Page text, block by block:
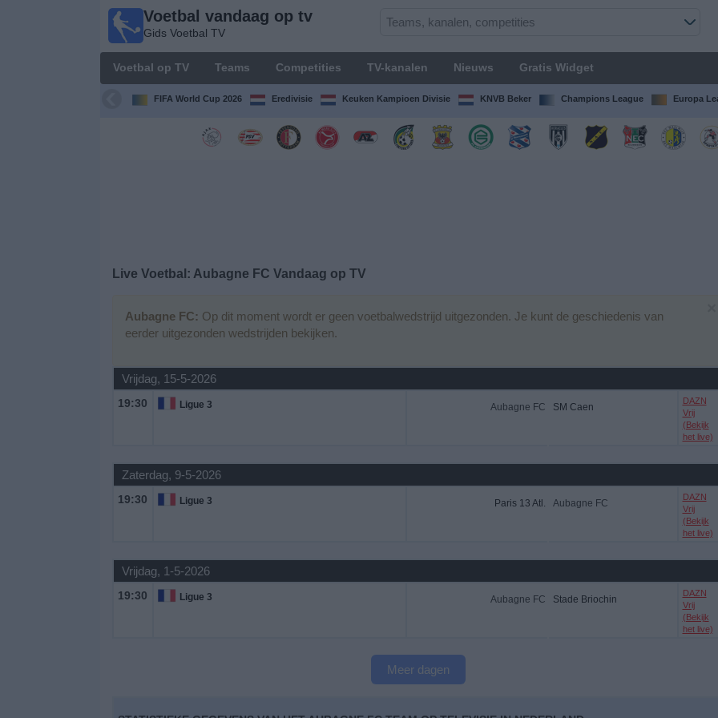
Voetbal vandaag op tv
Gids Voetbal TV
Voetbal op TV Teams Competities TV-kanalen Nieuws Gratis Widget
FIFA World Cup 2026 Eredivisie Keuken Kampioen Divisie KNVB Beker Champions League Europa
Live Voetbal: Aubagne FC Vandaag op TV
Aubagne FC: Op dit moment wordt er geen voetbalwedstrijd uitgezonden. Je kunt de geschiedenis van
eerder uitgezonden wedstrijden bekijken.
Vrijdag, 15-5-2026
19:30 Ligue 3 Aubagne FC SM Caen
DAZN
Vrij
(Bekijk
het live)
Zaterdag, 9-5-2026
19:30 Ligue 3 Paris 13 Atl. Aubagne FC
DAZN
Vrij
(Bekijk
het live)
Vrijdag, 1-5-2026
19:30 Ligue 3 Aubagne FC Stade Briochin
DAZN
Vrij
(Bekijk
het live)
Meer dagen